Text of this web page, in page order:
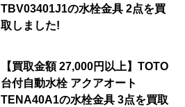
TBV03401J1の水栓金具 2点を買
取しました!
【買取金額 27,000円以上】TOTO
台付自動水栓 アクアオート
TENA40A1の水栓金具 3点を買取